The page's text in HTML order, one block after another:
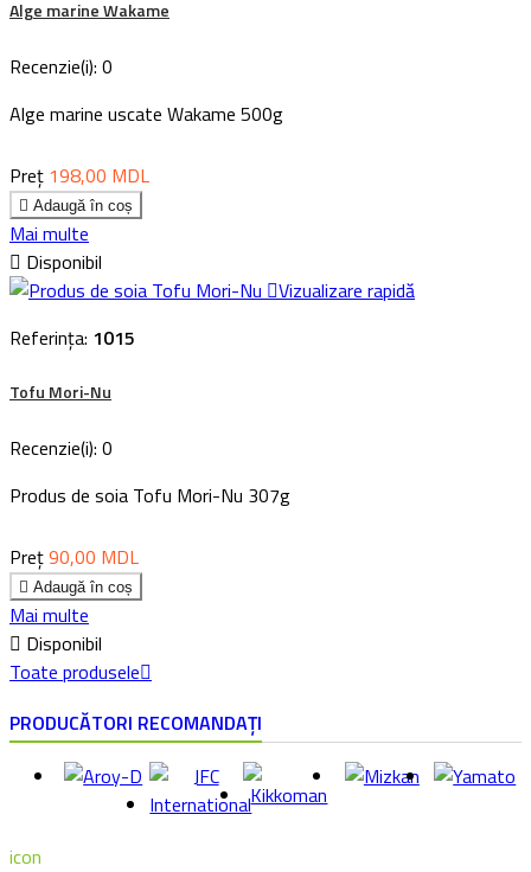
Alge marine Wakame
Recenzie(i): 0
Alge marine uscate Wakame 500g
Preț 198,00 MDL
 Adaugă în coș
Mai multe
 Disponibil
Vizualizare rapidă
Referința: 1015
Tofu Mori-Nu
Recenzie(i): 0
Produs de soia Tofu Mori-Nu 307g
Preț90,00 MDL
 Adaugă în coș
Mai multe
 Disponibil
Toate produsele
PRODUCĂTORI RECOMANDAȚI
icon